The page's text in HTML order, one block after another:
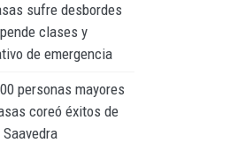
sufre desbordes
clases y
de emergencia
personas mayores
coreó éxitos de